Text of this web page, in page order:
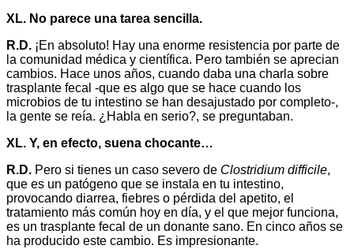
XL. No parece una tarea sencilla.
R.D. ¡En absoluto! Hay una enorme resistencia por parte de
la comunidad médica y científica. Pero también se aprecian
cambios. Hace unos años, cuando daba una charla sobre
trasplante fecal -que es algo que se hace cuando los
microbios de tu intestino se han desajustado por completo-,
la gente se reía. ¿Habla en serio?, se preguntaban.
XL. Y, en efecto, suena chocante…
R.D. Pero si tienes un caso severo de Clostridium difficile,
que es un patógeno que se instala en tu intestino,
provocando diarrea, fiebres o pérdida del apetito, el
tratamiento más común hoy en día, y el que mejor funciona,
es un trasplante fecal de un donante sano. En cinco años se
ha producido este cambio. Es impresionante.